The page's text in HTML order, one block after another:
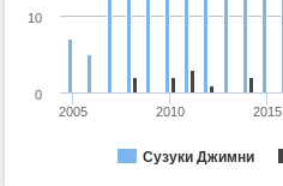
Сузуки Джимни
2005 2010 2015
0
10